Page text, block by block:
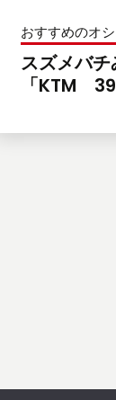
おすすめのオ
スズメバ
「KTM